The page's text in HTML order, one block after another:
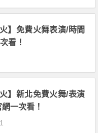
】免費火舞表演/時間
看！
】新北免費火舞/表演
一次看！